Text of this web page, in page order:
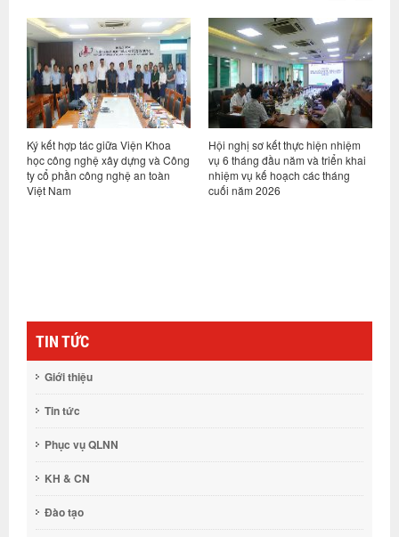
Ký kết hợp tác giữa Viện Khoa
học công nghệ xây dựng và Công
ty cổ phần công nghệ an toàn
Việt Nam
Hội nghị sơ kết thực hiện nhiệm
vụ 6 tháng đầu năm và triển khai
nhiệm vụ kế hoạch các tháng
cuối năm 2026
TIN TỨC
Giới thiệu
Tin tức
Phục vụ QLNN
KH & CN
Đào tạo